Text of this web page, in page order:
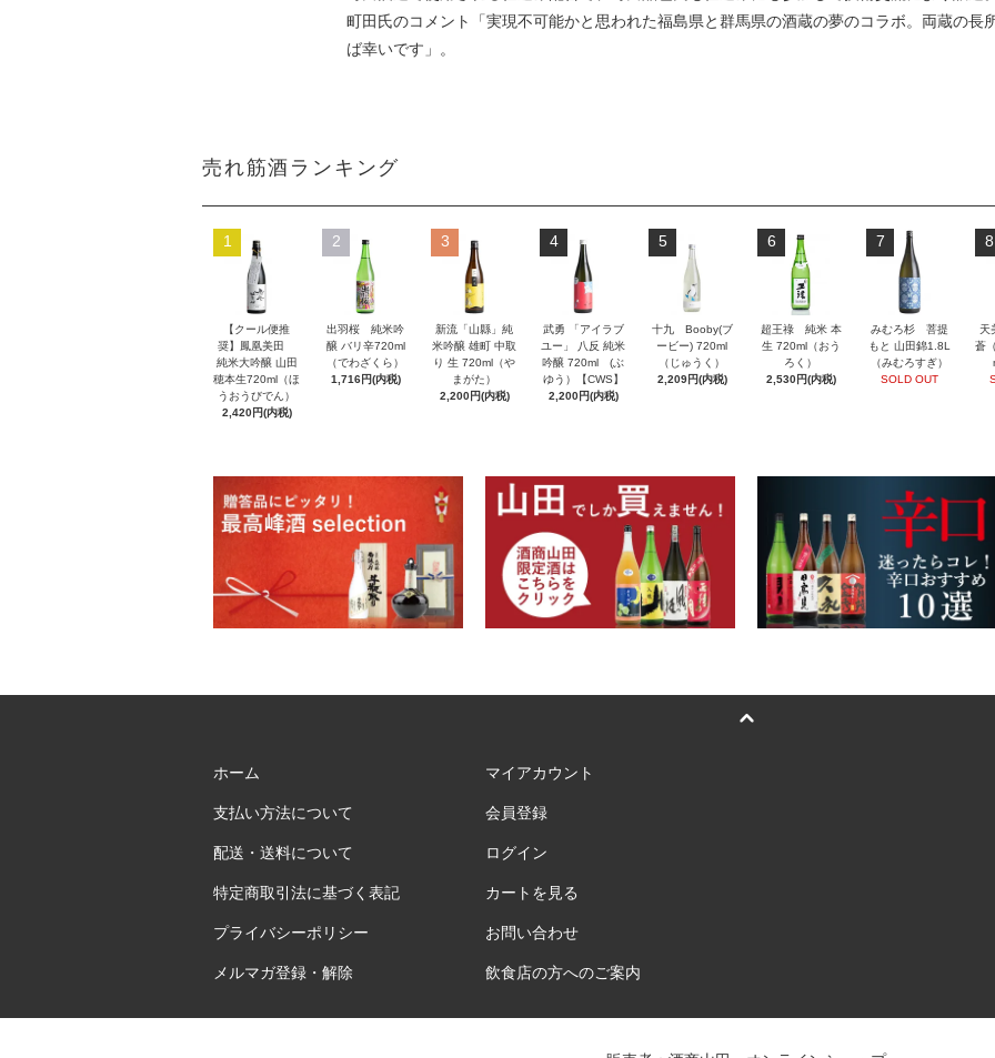
町田氏のコメント「実現不可能かと思われた福島県と群馬県の酒蔵の夢のコラボ。両蔵の長
ば幸いです」。
売れ筋酒ランキング
1
【クール便推
奨】鳳凰美田
純米大吟醸 山田
穂本生720ml（ほ
うおうびでん）
2,420円(内税)
2
出羽桜 純米吟
醸 バリ辛720ml
（でわざくら）
1,716円(内税)
3
新流「山縣」純
米吟醸 雄町 中取
り 生 720ml（や
まがた）
2,200円(内税)
4
武勇 「アイラブ
ユー」 八反 純米
吟醸 720ml (ぶ
ゆう）【CWS】
2,200円(内税)
5
十九 Booby(ブ
ービー) 720ml
（じゅうく）
2,209円(内税)
6
超王祿 純米 本
生 720ml（おう
ろく）
2,530円(内税)
7
みむろ杉 菩提
もと 山田錦1.8L
（みむろすぎ）
SOLD OUT
8
天
蒼
ホーム
支払い方法について
配送・送料について
特定商取引法に基づく表記
プライバシーポリシー
メルマガ登録・解除
マイアカウント
会員登録
ログイン
カートを見る
お問い合わせ
飲食店の方へのご案内